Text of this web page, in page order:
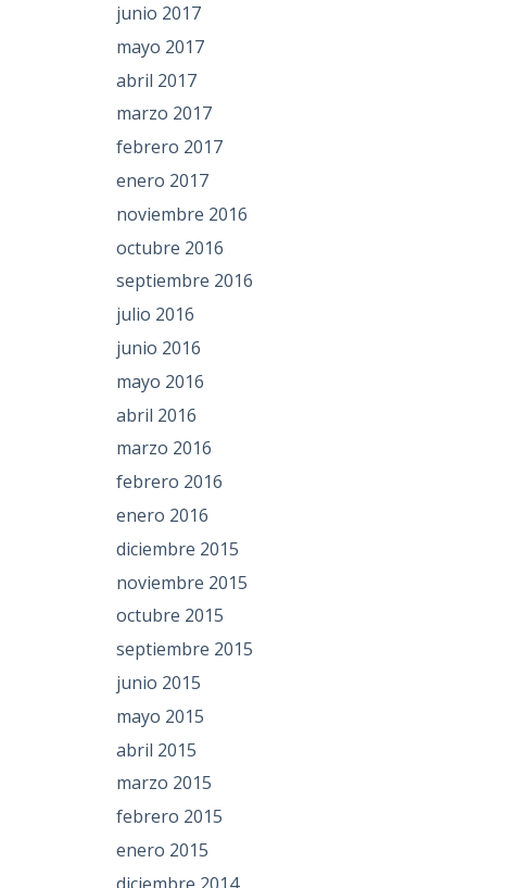
junio 2017
mayo 2017
abril 2017
marzo 2017
febrero 2017
enero 2017
noviembre 2016
octubre 2016
septiembre 2016
julio 2016
junio 2016
mayo 2016
abril 2016
marzo 2016
febrero 2016
enero 2016
diciembre 2015
noviembre 2015
octubre 2015
septiembre 2015
junio 2015
mayo 2015
abril 2015
marzo 2015
febrero 2015
enero 2015